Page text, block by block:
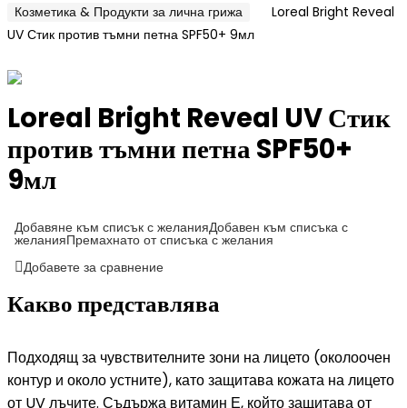
Козметика & Продукти за лична грижа
Loreal Bright Reveal
UV Стик против тъмни петна SPF50+ 9мл
Loreal Bright Reveal UV Стик
против тъмни петна SPF50+
9мл
Добавяне към списък с желанияДобавен към списъка с
желанияПремахнато от списъка с желания
Добавете за сравнение
Какво представлява
Подходящ за чувствителните зони на лицето (околоочен
контур и около устните), като защитава кожата на лицето
от UV лъчите. Съдържа витамин Е, който защитава от